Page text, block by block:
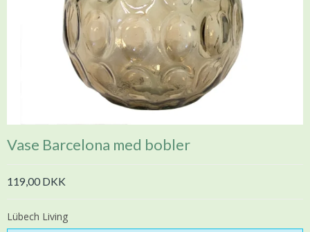
Vase Barcelona med bobler
119,00 DKK
Lübech Living